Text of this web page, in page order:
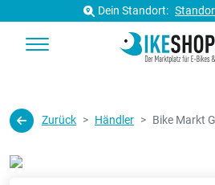
Dein Standort:
Zurück Händler Bike Markt